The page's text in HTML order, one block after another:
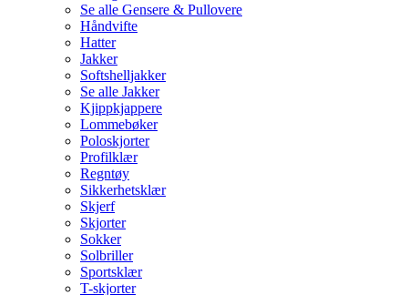
Se alle Gensere & Pullovere
Håndvifte
Hatter
Jakker
Softshelljakker
Se alle Jakker
Kjippkjappere
Lommebøker
Poloskjorter
Profilklær
Regntøy
Sikkerhetsklær
Skjerf
Skjorter
Sokker
Solbriller
Sportsklær
T-skjorter